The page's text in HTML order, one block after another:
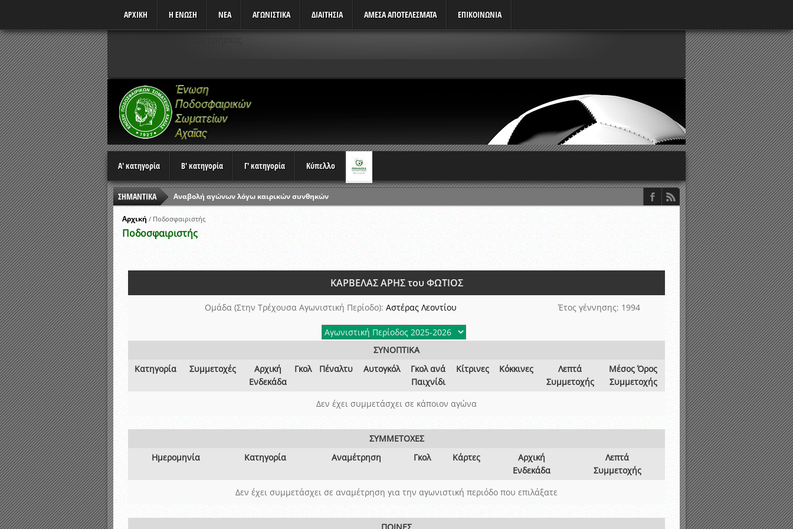
ΑΡΧΙΚΗ Η ΕΝΩΣΗ ΝΕΑ ΑΓΩΝΙΣΤΙΚΆ ΔΙΑΙΤΗΣΙΑ ΑΜΕΣΑ ΑΠΟΤΕΛΕΣΜΑΤΑ ΕΠΙΚΟΙΝΩΝΙΑ
Α' κατηγορία Β' κατηγορία Γ' κατηγορία Κύπελλο
ΣΗΜΑΝΤΙΚΑ
Αναβολή αγώνων λόγω καιρικών συνθηκών
Ώρες έναρξης αγώνων Πρωταθλημάτων
Αποτελέσματα επαναληπτικών γραπτών εξετάσεων και αγωνιστικών δοκιμασιών διαιτητών και παρατηρητών ΕΠΣΑ
Κληρώσεις Πρωταθλημάτων και Κυπέλλου 2015-2016
Αρχική / Ποδοσφαιριστής
Ποδοσφαιριστής
ΚΑΡΒΕΛΑΣ ΑΡΗΣ του ΦΩΤΙΟΣ
Ομάδα (Στην Τρέχουσα Αγωνιστική Περίοδο): Αστέρας Λεοντίου Έτος γέννησης: 1994
ΣΥΝΟΠΤΙΚΑ
Κατηγορία
Συμμετοχές
Αρχική
Ενδεκάδα
Γκολ Πέναλτυ Αυτογκόλ
Γκολ ανά
Παιχνίδι
Κίτρινες Κόκκινες
Λεπτά
Συμμετοχής
Μέσος Όρος
Συμμετοχής
Δεν έχει συμμετάσχει σε κάποιον αγώνα
ΣΥΜΜΕΤΟΧΕΣ
Ημερομηνία
Κατηγορία Αναμέτρηση Γκολ Κάρτες
Αρχική
Ενδεκάδα
Λεπτά
Συμμετοχής
Δεν έχει συμμετάσχει σε αναμέτρηση για την αγωνιστική περιόδο που επιλάξατε